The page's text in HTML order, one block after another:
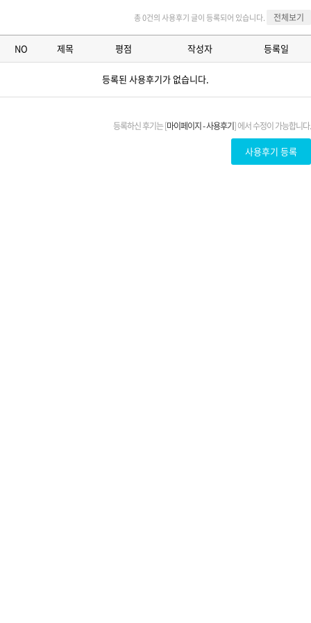
총 0건의 사용후기 글이 등록되어 있습니다. 전체보기
NO 제목 평점 작성자 등록일
등록된 사용후기가 없습니다.
등록하신 후기는 [마이페이지 - 사용후기] 에서 수정이 가능합니다.
사용후기 등록